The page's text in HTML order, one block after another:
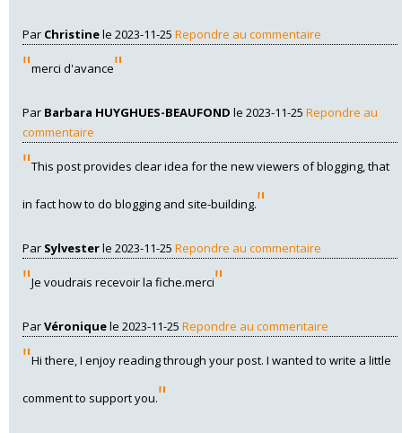
Par Christinele 2023-11-25 Repondre au commentaire
"merci d'avance"
Par Barbara HUYGHUES-BEAUFOND le 2023-11-25 Repondre au
commentaire
"This post provides clear idea for the new viewers of blogging, that
in fact how to do blogging and site-building."
Par Sylvesterle 2023-11-25 Repondre au commentaire
"Je voudrais recevoir la fiche.merci"
ParVéroniquele 2023-11-25 Repondre au commentaire
"Hi there, I enjoy reading through your post. I wanted to write a little
comment to support you."